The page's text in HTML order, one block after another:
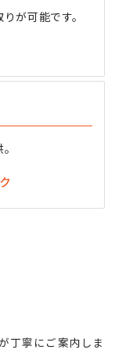
が可能です。
丁寧にご案内しま